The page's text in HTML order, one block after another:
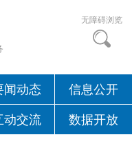
无障碍浏览
闻动态 信息公开
动交流 数据开放